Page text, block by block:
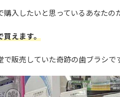
入したいと思っているあなたの
買えます。
販売していた奇跡の歯ブラシで